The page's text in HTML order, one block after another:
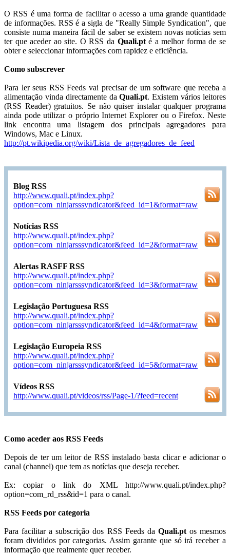
O RSS é uma forma de facilitar o acesso a uma grande quantidade
de informações. RSS é a sigla de "Really Simple Syndication", que
consiste numa maneira fácil de saber se existem novas notícias sem
ter que aceder ao site. O RSS da Quali.pté a melhor forma de se
obter e seleccionar informações com rapidez e eficiência.
Como subscrever
Para ler seus RSS Feeds vai precisar de um software que receba a
alimentação vinda directamente daQuali.pt. Existem vários leitores
(RSS Reader) gratuitos. Se não quiser instalar qualquer programa
ainda pode utilizar o próprio Internet Explorer ou o Firefox. Neste
link encontra uma listagem dos principais agregadores para
Windows, Mac e Linux.
http://pt.wikipedia.org/wiki/Lista_de_agregadores_de_feed
Blog RSS
http://www.quali.pt/index.php?
option=com_ninjarsssyndicator&feed_id=1&format=raw
Notícias RSS
http://www.quali.pt/index.php?
option=com_ninjarsssyndicator&feed_id=2&format=raw
Alertas RASFF RSS
http://www.quali.pt/index.php?
option=com_ninjarsssyndicator&feed_id=3&format=raw
Legislação Portuguesa RSS
http://www.quali.pt/index.php?
option=com_ninjarsssyndicator&feed_id=4&format=raw
Legislação Europeia RSS
http://www.quali.pt/index.php?
option=com_ninjarsssyndicator&feed_id=5&format=raw
Vídeos RSS
http://www.quali.pt/videos/rss/Page-1/?feed=recent
Como aceder aos RSS Feeds
Depois de ter um leitor de RSS instalado basta clicar e adicionar o
canal (channel) que tem as notícias que deseja receber.
Ex: copiar o link do XML http://www.quali.pt/index.php?
option=com_rd_rss&id=1 para o canal.
RSS Feeds por categoria
Para facilitar a subscrição dos RSS Feeds da Quali.ptos mesmos
foram divididos por categorias. Assim garante que só irá receber a
informação que realmente quer receber.